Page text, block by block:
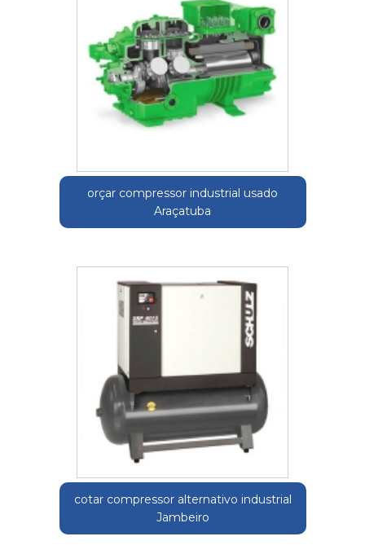
orçar compressor industrial usado
Araçatuba
cotar compressor alternativo industrial
Jambeiro